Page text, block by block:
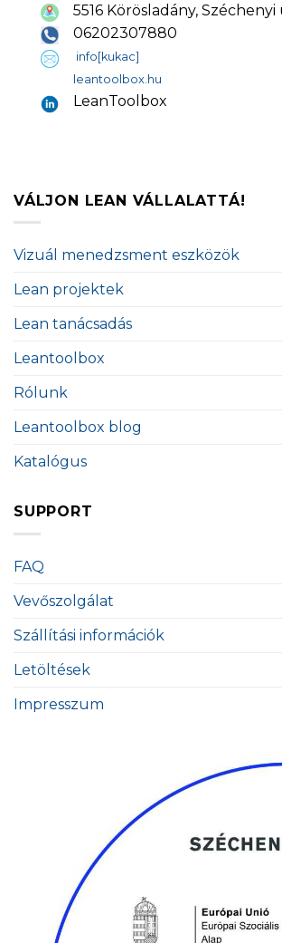
5516 Körösladány, Széchenyi
06202307880
info[kukac]
leantoolbox.hu
LeanToolbox
VÁLJON LEAN VÁLLALATTÁ!
Vizuál menedzsment eszközök
Lean projektek
Lean tanácsadás
Leantoolbox
Rólunk
Leantoolbox blog
Katalógus
SUPPORT
FAQ
Vevőszolgálat
Szállítási információk
Letöltések
Impresszum